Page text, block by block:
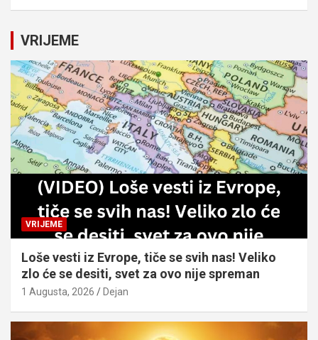
c
h
VRIJEME
VRIJEME
Loše vesti iz Evrope, tiče se svih nas! Veliko
zlo će se desiti, svet za ovo nije spreman
1 Augusta, 2026 Dejan